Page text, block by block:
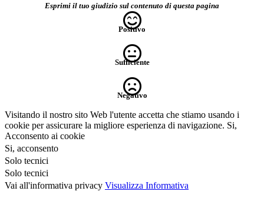
Esprimi il tuo giudizio sul contenuto di questa pagina
Positivo
Sufficiente
Negativo
Visitando il nostro sito Web l'utente accetta che stiamo usando i
cookie per assicurare la migliore esperienza di navigazione. Si,
Acconsento ai cookie
Si, acconsento
Solo tecnici
Solo tecnici
Vai all'informativa privacy Visualizza Informativa